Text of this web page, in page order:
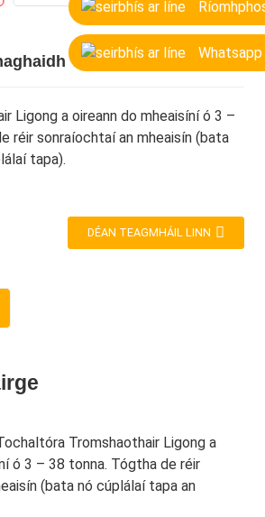
Whatsapp
Tochaltóirí 1.5-60 Ton
Ligong a oireann do mheaisíní ó 3 –
réir sonraíochtaí an mheaisín (bata
tapa).
DÉAN TEAGMHÁIL LINN
Tromshaothair Ligong a
ó 3 – 38 tonna. Tógtha de réir
(bata nó cúplálaí tapa an